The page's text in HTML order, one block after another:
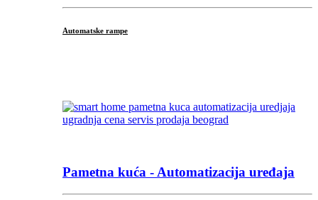
Automatske rampe
Pametna kuća - Automatizacija uređaja